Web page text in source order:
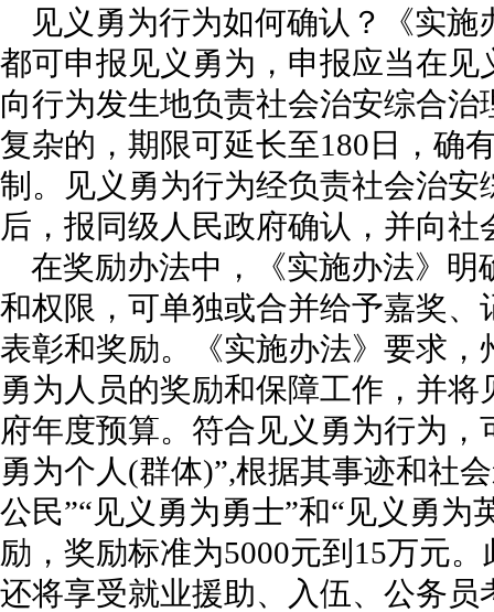
见义勇为行为如何确认？《实
都可申报见义勇为，申报应当在
向行为发生地负责社会治安综合
复杂的，期限可延长至180日，确
制。见义勇为行为经负责社会治
后，报同级人民政府确认，并向社
在奖励办法中，《实施办法》
和权限，可单独或合并给予嘉奖
表彰和奖励。《实施办法》要求
勇为人员的奖励和保障工作，并
府年度预算。符合见义勇为行为
勇为个人(群体)”,根据其事迹和社
公民”“见义勇为勇士”和“见义勇为
励，奖励标准为5000元到15万元
还将享受就业援助、入伍、公务